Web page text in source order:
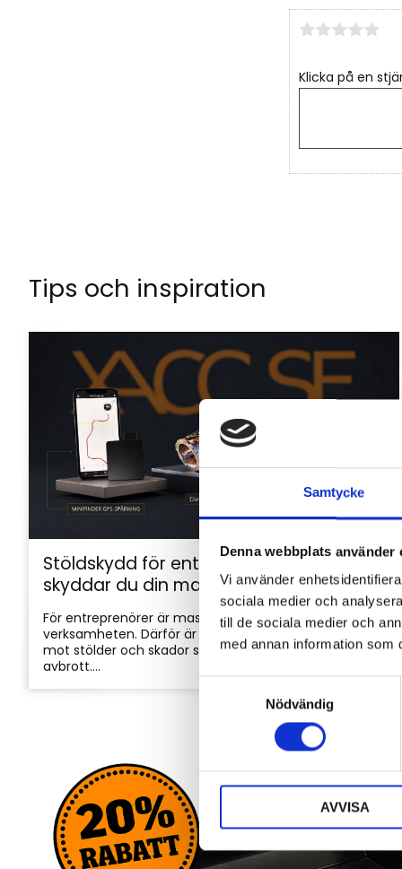
Samtycke
Denna webbplats använder
Vi använder
sociala medier och
till de sociala medier och
med annan information som
y
Nödvändig
AVVISA
Klicka på en
Tips och inspiration
Stöldskydd för entreprenadmaskiner: så
skyddar du din maskin och utrustning
För entreprenörer är maskinerna hjärtat i
verksamheten. Därför är det viktigt att skydda dem
mot stölder och skador som kan orsaka kostsamma
avbrott....